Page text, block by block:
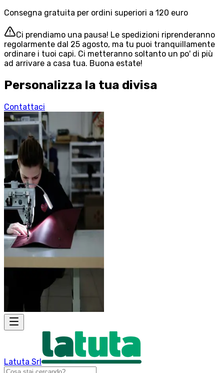
Consegna gratuita per ordini superiori a 120 euro
Ci prendiamo una pausa! Le spedizioni riprenderanno
regolarmente dal 25 agosto, ma tu puoi tranquillamente
ordinare i tuoi capi. Ci metteranno soltanto un po' di più
ad arrivare a casa tua. Buona estate!
Personalizza la tua divisa
Contattaci
Latuta Srl